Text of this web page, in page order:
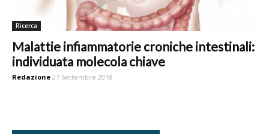
Ricerca
Malattie infiammatorie croniche intestinali:
individuata molecola chiave
Redazione 27 Settembre 2018